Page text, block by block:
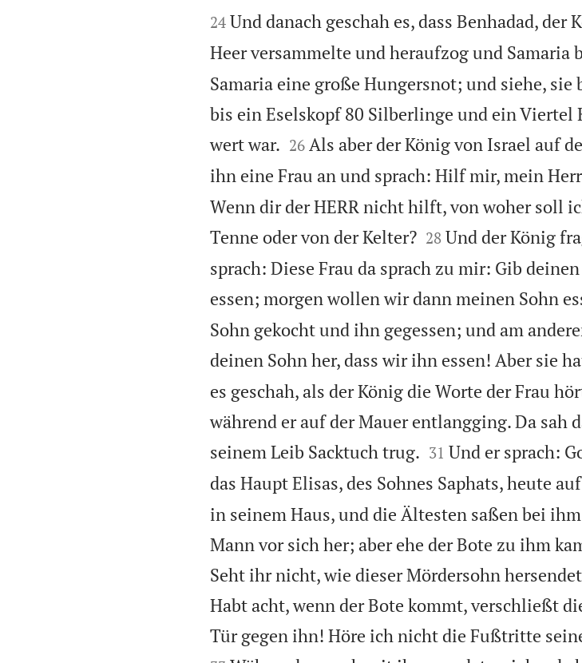


24 Und danach geschah es, dass Benhadad, der
Heer versammelte und heraufzog und Samaria
Samaria eine große Hungersnot; und siehe, sie
bis ein Eselskopf 80 Silberlinge und ein Viertel
wert war.
26 Als aber der König von Israel auf
ihn eine Frau an und sprach: Hilf mir, mein
Wenn dir der HERR nicht hilft, von woher soll
Tenne oder von der Kelter?
28 Und der König
sprach: Diese Frau da sprach zu mir: Gib
essen; morgen wollen wir dann meinen Sohn
Sohn gekocht und ihn gegessen; und am
deinen Sohn her, dass wir ihn essen! Aber sie
es geschah, als der König die Worte der Frau
während er auf der Mauer entlangging. Da sah
seinem Leib Sacktuch trug.
31 Und er sprach:
das Haupt Elisas, des Sohnes Saphats, heute
in seinem Haus, und die Ältesten saßen bei
Mann vor sich her; aber ehe der Bote zu ihm
Seht ihr nicht, wie dieser Mördersohn
Habt acht, wenn der Bote kommt, verschließt
Tür gegen ihn! Höre ich nicht die Fußtritte